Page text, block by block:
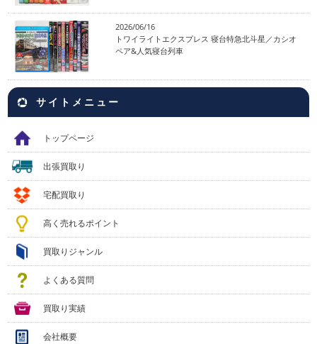
2026/06/16
トワイライトエクスプレス 寝台特急北斗星／カシオ
ペア&人気寝台列車
サイトメニュー
トップページ
出張買取り
宅配買取り
高く売れるポイント
買取りジャンル
よくある質問
買取り実績
会社概要